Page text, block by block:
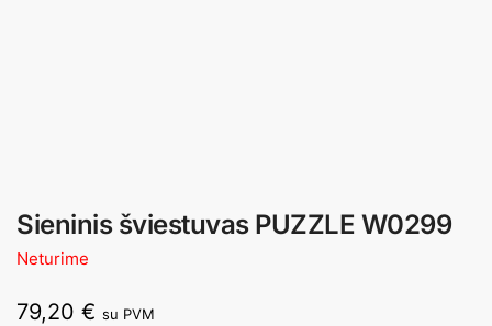
Sieninis šviestuvas PUZZLE W0299
Neturime
79,20 € su PVM